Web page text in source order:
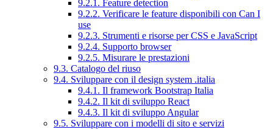
9.2.1. Feature detection
9.2.2. Verificare le feature disponibili con Can I
use
9.2.3. Strumenti e risorse per CSS e JavaScript
9.2.4. Supporto browser
9.2.5. Misurare le prestazioni
9.3. Catalogo del riuso
9.4. Sviluppare con il design system .italia
9.4.1. Il framework Bootstrap Italia
9.4.2. Il kit di sviluppo React
9.4.3. Il kit di sviluppo Angular
9.5. Sviluppare con i modelli di sito e servizi